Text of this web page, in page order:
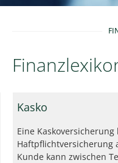
Kasko
Eine
Haftpflichtversicherung
Kunde kann zwischen